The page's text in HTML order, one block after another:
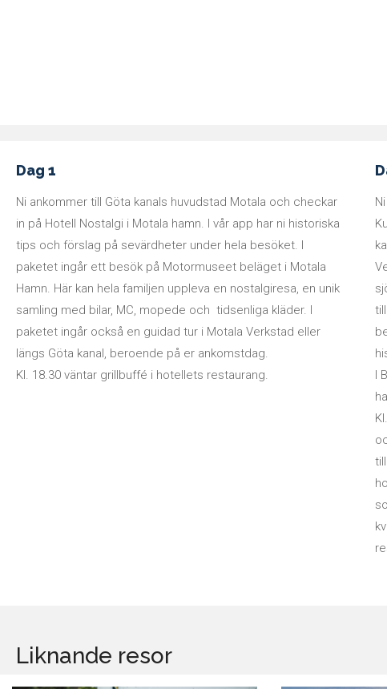
Dag 1
Ni ankommer till Göta kanals huvudstad Motala och checkar
in på Hotell Nostalgi i Motala hamn. I vår app har ni historiska
tips och förslag på sevärdheter under hela besöket. I
paketet ingår ett besök på Motormuseet beläget i Motala
Hamn. Här kan hela familjen uppleva en nostalgiresa, en unik
samling med bilar, MC, mopede och tidsenliga kläder. I
paketet ingår också en guidad tur i Motala Verkstad eller
längs Göta kanal, beroende på er ankomstdag.
Kl. 18.30 väntar grillbuffé i hotellets restaurang.
I
Liknande resor